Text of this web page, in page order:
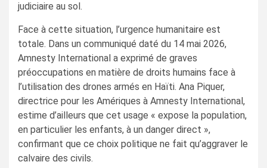
judiciaire au sol.
Face à cette situation, l’urgence humanitaire est
totale. Dans un communiqué daté du 14 mai 2026,
Amnesty International a exprimé de graves
préoccupations en matière de droits humains face à
l’utilisation des drones armés en Haïti. Ana Piquer,
directrice pour les Amériques à Amnesty International,
estime d’ailleurs que cet usage « expose la population,
en particulier les enfants, à un danger direct »,
confirmant que ce choix politique ne fait qu’aggraver le
calvaire des civils.